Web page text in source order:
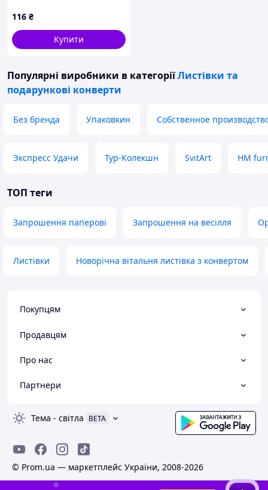
116 ₴
Купити
Популярні виробники в категоріїЛистівки та
подарункові конверти
Без бренда Упаковкин Собственное
Экспресс Удачи Тур-Колекшн SvitArt HM
ТОП теги
Запрошення паперові Запрошення на весілля
Листівки Новорічна вітальня листівка з конвертом
Покупцям
Продавцям
Про нас
Партнери
Тема - світла BETA
© Prom.ua — маркетплейс України, 2008-2026